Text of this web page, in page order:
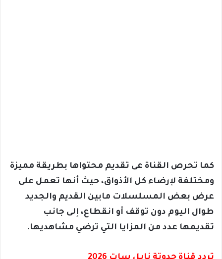
كما تحرص القناة عى تقديم محتواها بطريقة مميزة
ومختلفة لإرضاء كل الأذواق، حيث أنها تعمل على
عرض بعض المسلسلات مابين القديم والجديد
طوال اليوم دون توقف أو انقطاع، إلى جانب
تقديمها عدد من المزايا التي ترضي مشاهديها.